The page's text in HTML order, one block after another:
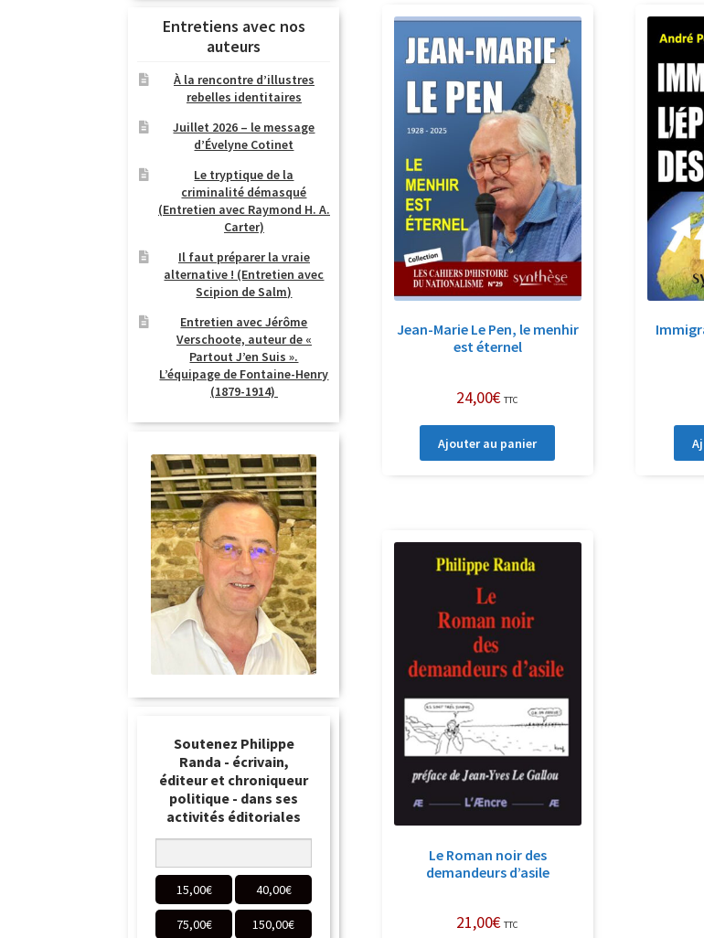
Jean-Marie Le Pen, le menhir
est éternel
24,00€ TTC
Ajouter au panier
Le Roman noir des
demandeurs d’asile
21,00€ TTC
Entretiens avec nos
auteurs
À la rencontre d’illustres
rebelles identitaires
Juillet 2026 – le message
d’Évelyne Cotinet
Le tryptique de la
criminalité démasqué
(Entretien avec Raymond H. A.
Carter)
Il faut préparer la vraie
alternative ! (Entretien avec
Scipion de Salm)
Entretien avec Jérôme
Verschoote, auteur de «
Partout J’en Suis ».
L’équipage de Fontaine-Henry
(1879-1914)
Soutenez Philippe
Randa - écrivain,
éditeur et chroniqueur
politique - dans ses
activités éditoriales
15,00€ 40,00€
75,00€ 150,00€